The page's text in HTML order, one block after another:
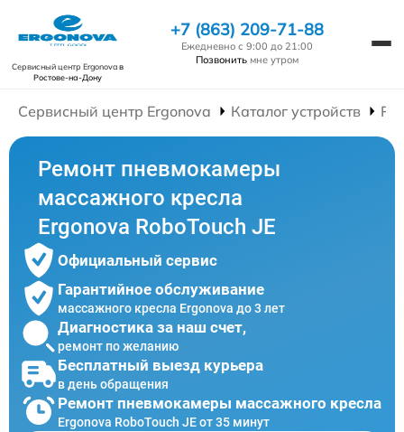
Сервисный центр Ergonovaв
Ростове-на-Дону
+7 (863) 209-71-88
Ежедневно с 9:00 до 21:00
Позвонить мне утром
Сервисный центр Ergonova Каталог устройств
Ремонт пневмокамеры
массажного кресла
Ergonova RoboTouch JE
Официальный сервис
Гарантийное обслуживание
массажного кресла Ergonova до 3 лет
Диагностика за наш счет,
ремонт по желанию
Бесплатный выезд курьера
в день обращения
Ремонт пневмокамеры массажного кресла
Ergonova RoboTouch JE от 35 минут